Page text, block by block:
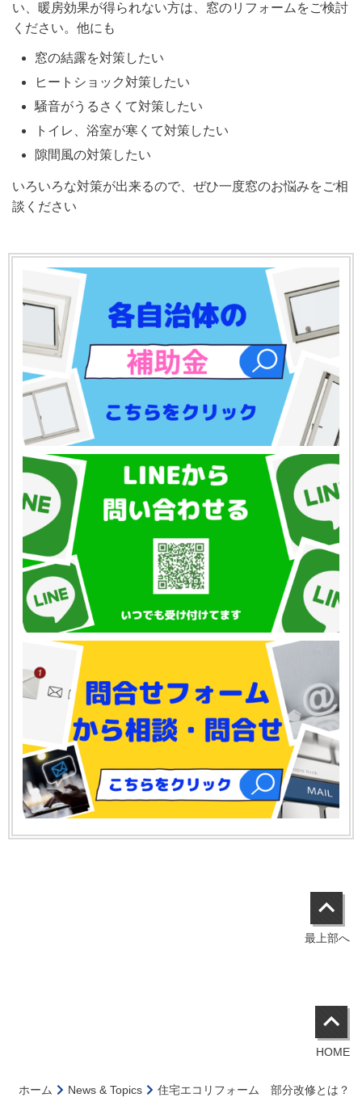
い、暖房効果が得られない方は、窓のリフォームをご検討
ください。他にも
窓の結露を対策したい
ヒートショック対策したい
騒音がうるさくて対策したい
トイレ、浴室が寒くて対策したい
隙間風の対策したい
いろいろな対策が出来るので、ぜひ一度窓のお悩みをご相
談ください
最上部へ
HOME
ホーム News & Topics 住宅エコリフォーム 部分改修とは？